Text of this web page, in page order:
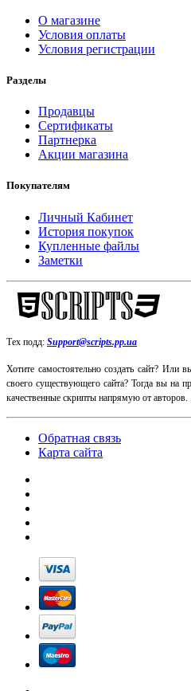
О магазине
Условия оплаты
Условия регистрации
Разделы
Продавцы
Сертификаты
Партнерка
Акции магазина
Покупателям
Личный Кабинет
История покупок
Купленные файлы
Заметки
Тех подд: Support@scripts.pp.ua
Хотите самостоятельно создать сайт?
своего существующего сайта? Тогда вы на
качественные скрипты напрямую от авторов.
Обратная связь
Карта сайта